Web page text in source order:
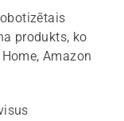
produkts, ko
Amazon